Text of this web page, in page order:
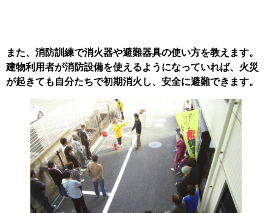
また、消防訓練で消火器や避難器具の使い方を教えます。
建物利用者が消防設備を使えるようになっていれば、火災
が起きても自分たちで初期消火し、安全に避難できます。